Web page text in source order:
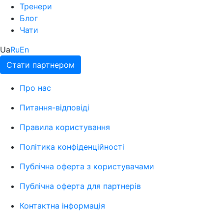
Тренери
Блог
Чати
UaRuEn
Стати партнером
Про нас
Питання-відповіді
Правила користування
Політика конфіденційності
Публічна оферта з користувачами
Публічна оферта для партнерів
Контактна інформація